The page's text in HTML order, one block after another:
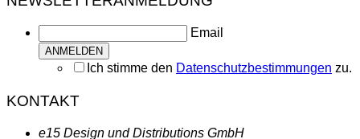
Email
Ich stimme den Datenschutzbestimmungen zu.
KONTAKT
e15 Design und Distributions GmbH